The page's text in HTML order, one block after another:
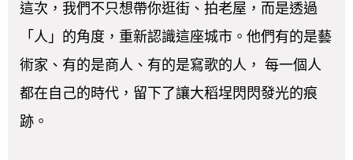
這次，我們不只想帶你逛街、拍老屋，而是透過
「人」的角度，重新認識這座城市。他們有的是藝
術家、有的是商人、有的是寫歌的人， 每一個人
都在自己的時代，留下了讓大稻埕閃閃發光的痕
跡。